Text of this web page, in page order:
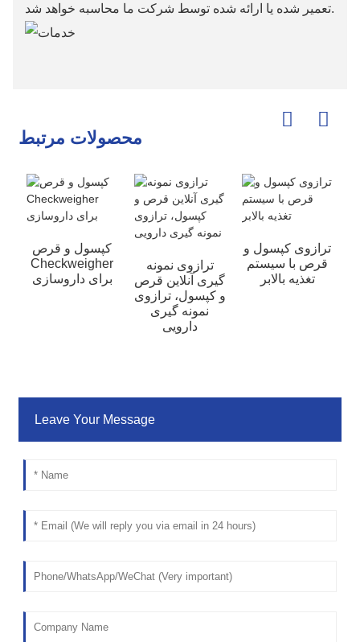
تعمیر شده یا ارائه شده توسط شرکت ما محاسبه خواهد شد.
محصولات مرتبط
کپسول و قرص
Checkweigher
برای داروسازی
ترازوی نمونه
گیری آنلاین قرص
و کپسول، ترازوی
نمونه گیری
دارویی
ترازوی کپسول و
قرص با سیستم
تغذیه بالابر
Leave Your Message